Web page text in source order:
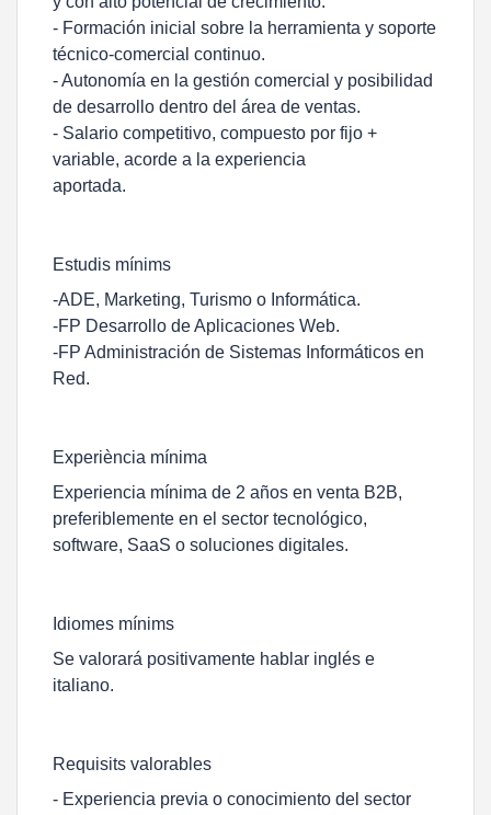
- Formación inicial sobre la herramienta y soporte
técnico-comercial continuo.
- Autonomía en la gestión comercial y posibilidad
de desarrollo dentro del área de ventas.
- Salario competitivo, compuesto por fijo +
variable, acorde a la experiencia
aportada.
Estudis mínims
-ADE, Marketing, Turismo o Informática.
-FP Desarrollo de Aplicaciones Web.
-FP Administración de Sistemas Informáticos en
Red.
Experiència mínima
Experiencia mínima de 2 años en venta B2B,
preferiblemente en el sector tecnológico,
software, SaaS o soluciones digitales.
Idiomes mínims
Se valorará positivamente hablar inglés e
italiano.
Requisits valorables
- Experiencia previa o conocimiento del sector